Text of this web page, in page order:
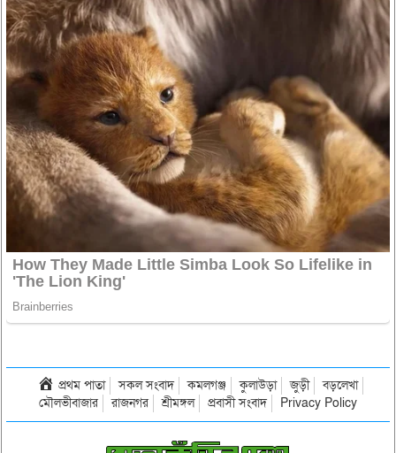
প্রথম পাতা সকল সংবাদ কমলগঞ্জ কুলাউড়া জুড়ী
বড়লেখা
মৌলভীবাজার
রাজনগর শ্রীমঙ্গল প্রবাসী সংবাদ Privacy Policy